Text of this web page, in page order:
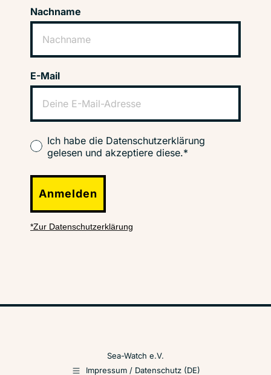
Nachname
E-Mail
Ich habe die Datenschutzerklärung
gelesen und akzeptiere diese.*
Anmelden
*Zur Datenschutzerklärung
Sea-Watch e.V.
Impressum / Datenschutz (DE)